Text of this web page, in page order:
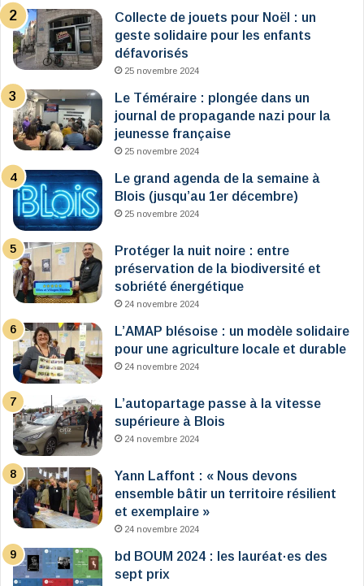
Collecte de jouets pour Noël : un
geste solidaire pour les enfants
défavorisés
25 novembre 2024
Le Téméraire : plongée dans un
journal de propagande nazi pour la
jeunesse française
25 novembre 2024
Le grand agenda de la semaine à
Blois (jusqu’au 1er décembre)
25 novembre 2024
Protéger la nuit noire : entre
préservation de la biodiversité et
sobriété énergétique
24 novembre 2024
L’AMAP blésoise : un modèle solidaire
pour une agriculture locale et durable
24 novembre 2024
L’autopartage passe à la vitesse
supérieure à Blois
24 novembre 2024
Yann Laffont : « Nous devons
ensemble bâtir un territoire résilient
et exemplaire »
24 novembre 2024
bd BOUM 2024 : les lauréat·es des
sept prix